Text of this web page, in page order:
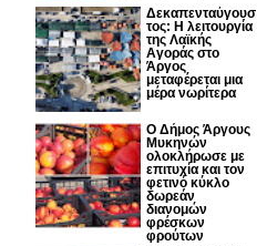
Δεκαπενταύγουσ
τος: H λειτουργία
της Λαϊκής
Αγοράς στο
Άργος
μεταφέρεται μια
μέρα νωρίτερα
Ο Δήμος Άργους
Μυκηνών
ολοκλήρωσε με
επιτυχία και τον
φετινό κύκλο
δωρεάν
διανομών
φρέσκων
φρούτων